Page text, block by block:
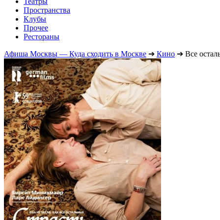
Пространства
Клубы
Прочее
Рестораны
Афиша Москвы — Куда сходить в Москве ➔ Кино ➔ Все